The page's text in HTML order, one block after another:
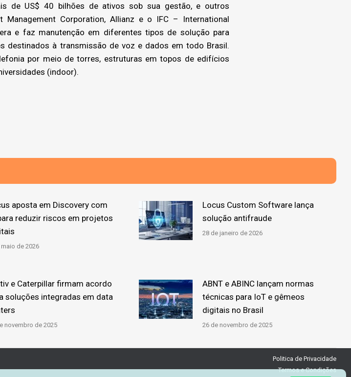
de US$ 40 bilhões de ativos sob sua gestão, e outros
Corporation, Allianz e o IFC – International
e faz manutenção em diferentes tipos de solução para
destinados à transmissão de voz e dados em todo Brasil.
por meio de torres, estruturas em topos de edifícios
(indoor).
aposta em Discovery com
reduzir riscos em projetos
maio de 2026
Locus Custom Software lança
solução antifraude
28 de janeiro de 2026
e Caterpillar firmam acordo
soluções integradas em data
novembro de 2025
ABNT e ABINC lançam normas
técnicas para IoT e gêmeos
digitais no Brasil
26 de novembro de 2025
Politica de Privacidade
Termos e Condições